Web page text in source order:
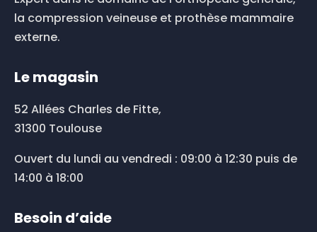
la compression veineuse et prothèse mammaire
externe.
Le magasin
52 Allées Charles de Fitte,
31300 Toulouse
Ouvert du lundi au vendredi : 09:00 à 12:30 puis de
14:00 à 18:00
Besoin d’aide